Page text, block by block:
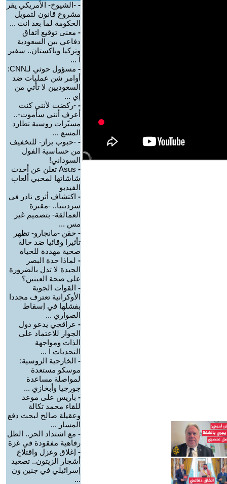
- -الشيوخ- الأمريكي يقر
مشروع قانون لتمويل
الحكومة لما بعد انت ...
- معنى توقيع اتفاق
دفاعي بين السعودية
وتركيا وباكستان.. سفير
أ ...
-
مسؤول حوثي لـCNN:
أوامر شن عمليات ضد
السعوديين لا تأتي من
إي ...
- -ركضت لأنني كنت
أعرف أنني سأموت-..
مسيّرات روسية تطارد
المسع ...
- -حبوب براز- للتخفيف
من حساسية الفول
السوداني!
-
Asus تعلن عن أحدث
شاشاتها لمحبي ألعاب
الفيديو
- اكتشاف أثري نادر في
سردينيا.. -مقبرة
العمالقة- بتصميم غير
مس ...
- حقن -مانجارو- تظهر
تأثيرا وقائيا ضد حالة
صحية مهددة للحياة
- لماذا حدة البصر
الجيدة لا تدل بالضرورة
على صحة العينين؟
- القوات الجوية
الأوكرانية تعترف مجددا
بفشلها في إسقاط
الصواري ...
- عراقجي يدعو دول
الجوار للاعتماد على
الذات ومواجهة
التحديات ا ...
- الخارجية الروسية:
موسكو مستعدة
لمواصلة مساعدة
جورجيا وأبخازي ...
- باريس على موعد
للقاء محمد تكالة
وعقيلة صالح لبحث دفع
المسار ...
- مع اشتداد الحر.. الظل
رفاهية مفقودة في غزة
- إغلاق وعزل واقتلاع
أشجار الزيتون.. تصعيد
إسرائيلي في جنين ون
...